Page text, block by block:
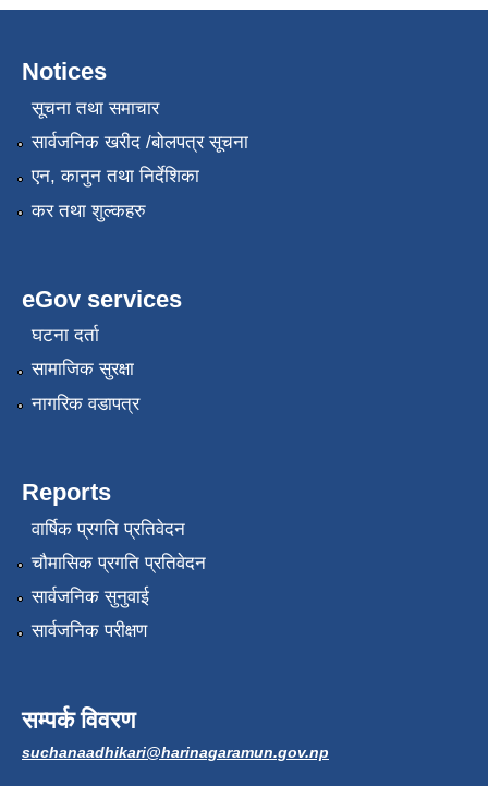
Notices
सूचना तथा समाचार
सार्वजनिक खरीद /बोलपत्र सूचना
एन, कानुन तथा निर्देशिका
कर तथा शुल्कहरु
eGov services
घटना दर्ता
सामाजिक सुरक्षा
नागरिक वडापत्र
Reports
वार्षिक प्रगति प्रतिवेदन
चौमासिक प्रगति प्रतिवेदन
सार्वजनिक सुनुवाई
सार्वजनिक परीक्षण
सम्पर्क विवरण
suchanaadhikari@harinagaramun.gov.np